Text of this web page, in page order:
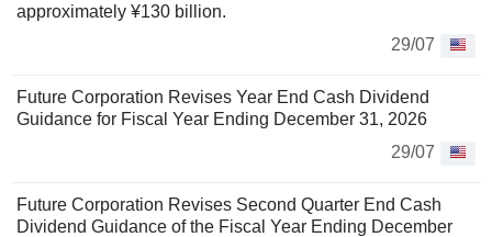
approximately ¥130 billion.
29/07
Future Corporation Revises Year End Cash Dividend
Guidance for Fiscal Year Ending December 31, 2026
29/07
Future Corporation Revises Second Quarter End Cash
Dividend Guidance of the Fiscal Year Ending December